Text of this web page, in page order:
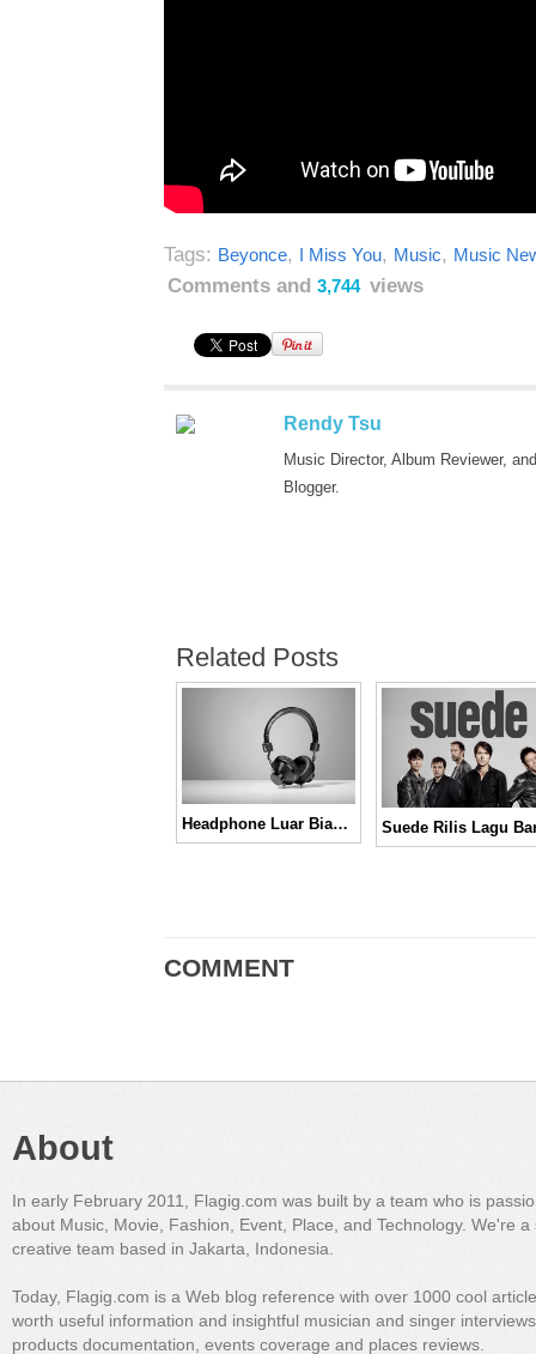
Tags: Beyonce, I Miss You, Music, Music
Comments and 3,744 views
Rendy Tsu
Music Director, Album Reviewer, and
Blogger.
Related Posts
Headphone Luar Biasa ala Eskuché 45v2
COMMENT
About
In early February 2011, Flagig.com was built by a team who is
about Music, Movie, Fashion, Event, Place, and Technology. We're a
creative team based in Jakarta, Indonesia.
Today, Flagig.com is a Web blog reference with over 1000 cool
worth useful information and insightful musician and singer
products documentation, events coverage and places reviews.